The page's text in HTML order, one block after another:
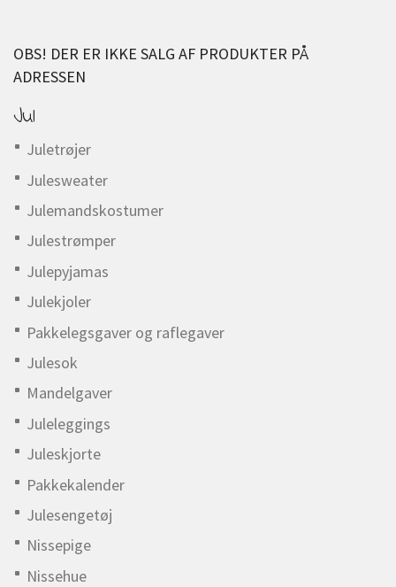
OBS! DER ER IKKE SALG AF PRODUKTER PÅ
ADRESSEN
Jul
Juletrøjer
Julesweater
Julemandskostumer
Julestrømper
Julepyjamas
Julekjoler
Pakkelegsgaver og raflegaver
Julesok
Mandelgaver
Juleleggings
Juleskjorte
Pakkekalender
Julesengetøj
Nissepige
Nissehue